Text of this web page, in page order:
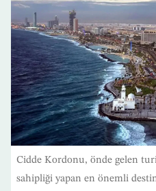
Cidde Kordonu, önde gelen
sahipliği yapan en önemli